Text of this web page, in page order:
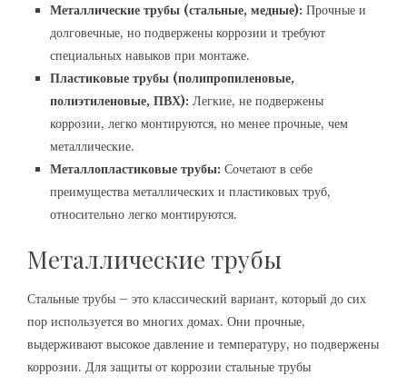
Металлические трубы (стальные, медные): Прочные и
долговечные, но подвержены коррозии и требуют
специальных навыков при монтаже.
Пластиковые трубы (полипропиленовые,
полиэтиленовые, ПВХ): Легкие, не подвержены
коррозии, легко монтируются, но менее прочные, чем
металлические.
Металлопластиковые трубы: Сочетают в себе
преимущества металлических и пластиковых труб,
относительно легко монтируются.
Металлические трубы
Стальные трубы – это классический вариант, который до сих
пор используется во многих домах. Они прочные,
выдерживают высокое давление и температуру, но подвержены
коррозии. Для защиты от коррозии стальные трубы